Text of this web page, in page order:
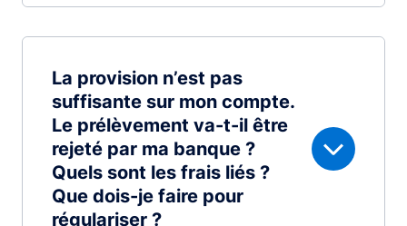
La provision n’est pas
suffisante sur mon compte.
Le prélèvement va-t-il être
rejeté par ma banque ?
Quels sont les frais liés ?
Que dois-je faire pour
régulariser ?